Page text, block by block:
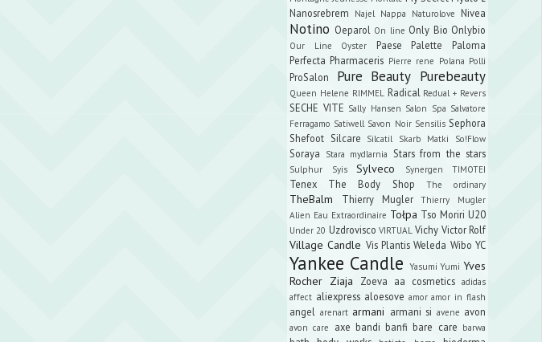
Nanosrebrem
Najel Nappa Naturolove Nivea
Notino Oeparol On line Only Bio Onlybio
Our Line Oyster Paese Palette
Paloma
Perfecta Pharmaceris Pierre rene Polana Polli
ProSalon Pure Beauty Purebeauty
Queen Helene RIMMEL Radical Redual + Revers
SECHE VITE Sally Hansen Salon Spa Salvatore
Ferragamo Satiwell Savon Noir Sensilis Sephora
Shefoot Silcare Silcatil Skarb Matki So!Flow
Soraya Stara mydlarnia Stars from the stars
Sulphur Syis Sylveco Synergen TIMOTEI
Tenex The Body Shop The ordinary
TheBalm Thierry Mugler
Thierry Mugler
Alien Eau Extraordinaire Tołpa Tso Moriri U20
Under 20 Uzdrovisco VIRTUAL Vichy Victor Rolf
Village Candle Vis Plantis Weleda Wibo YC
Yankee Candle Yasumi Yumi Yves
Rocher Ziaja Zoeva aa cosmetics adidas
affect aliexpress aloesove amor amor in flash
angel arenart armani armani si avene avon
avon care axe bandi banfi bare care barwa